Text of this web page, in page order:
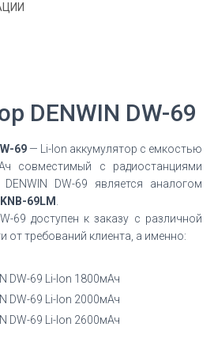
DENWIN DW-69
69 — Li-Ion аккумулятор с емкостью
совместимый с радиостанциями
DW-69 является аналогом
69LM
69 доступен к заказу с различной
от требований клиента, а именно:
DW-69 Li-Ion 1800мАч
DW-69 Li-Ion 2000мАч
DW-69 Li-Ion 2600мАч